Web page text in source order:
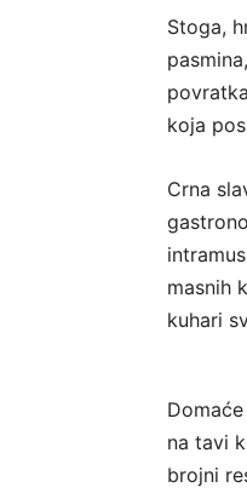
Stoga,
koja
Crna
masnih
kuhari
na tavi
brojni